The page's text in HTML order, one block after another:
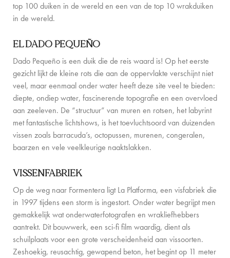
FAMILIE-ERVARINGEN
DE EILANDGIDS
NIEUWS
OVER ONS
OVER ONS
VILLA EIGENAREN
GEZINSVRIENDELIJK
DUURZAAMHEID
BOEKINGSVOORWAARDEN
CONTACT
top 100 duiken in de wereld en een van de top 10 wrakduiken
in de wereld.
EL DADO PEQUEÑO
Dado Pequeño is een duik die de reis waard is! Op het eerste
gezicht lijkt de kleine rots die aan de oppervlakte verschijnt niet
veel, maar eenmaal onder water heeft deze site veel te bieden:
diepte, ondiep water, fascinerende topografie en een overvloed
aan zeeleven. De “structuur” van muren en rotsen, het labyrint
met fantastische lichtshows, is het toevluchtsoord van duizenden
vissen zoals barracuda’s, octopussen, murenen, congeralen,
baarzen en vele veelkleurige naaktslakken.
VISSENFABRIEK
Op de weg naar Formentera ligt La Platforma, een visfabriek die
in 1997 tijdens een storm is ingestort. Onder water begrijpt men
gemakkelijk wat onderwaterfotografen en wrakliefhebbers
aantrekt. Dit bouwwerk, een sci-fi film waardig, dient als
schuilplaats voor een grote verscheidenheid aan vissoorten.
Zeshoekig, reusachtig, gewapend beton, het begint op 11 meter